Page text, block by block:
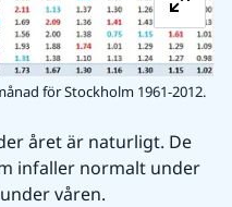
för Stockholm 1961-2012.
året är naturligt. De
infaller normalt under
våren.